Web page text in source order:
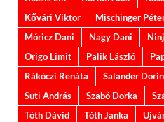
Kővári Viktor
Mischinger
Móricz Dani
Nagy Dani
Origo Limit
Palik László
Rákóczi Renáta
Salander
Suti András
Szabó Dorka
Tóth Dávid
Tóth Janka